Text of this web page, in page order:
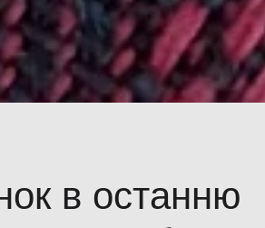
в останню